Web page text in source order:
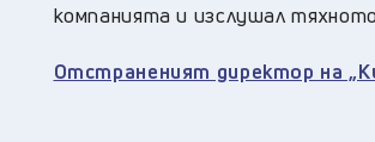
компанията и изслушал
Отстраненият директор на